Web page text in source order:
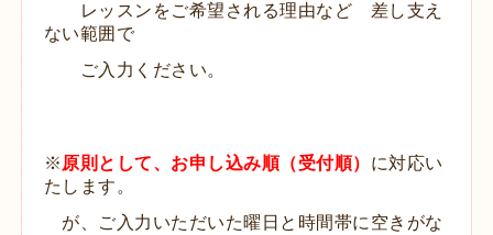
レッスンをご希望される理由など 差し支え
ない範囲で
ご入力ください。
※ 原則として、お申し込み順（受付順） に対応い
たします。
が、
ご入力いただいた曜日と時間帯に空きがな